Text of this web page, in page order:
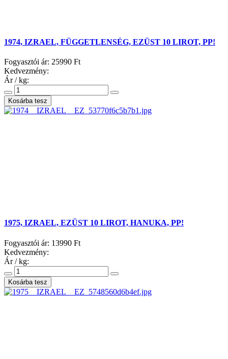
1974, IZRAEL, FÜGGETLENSÉG, EZÜST 10 LIROT, PP!
Fogyasztói ár: 25990 Ft
Kedvezmény:
Ár / kg:
1975, IZRAEL, EZÜST 10 LIROT, HANUKA, PP!
Fogyasztói ár: 13990 Ft
Kedvezmény:
Ár / kg: